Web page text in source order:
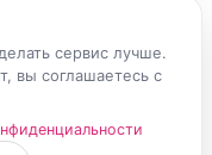
сервис лучше.
вы соглашаетесь с